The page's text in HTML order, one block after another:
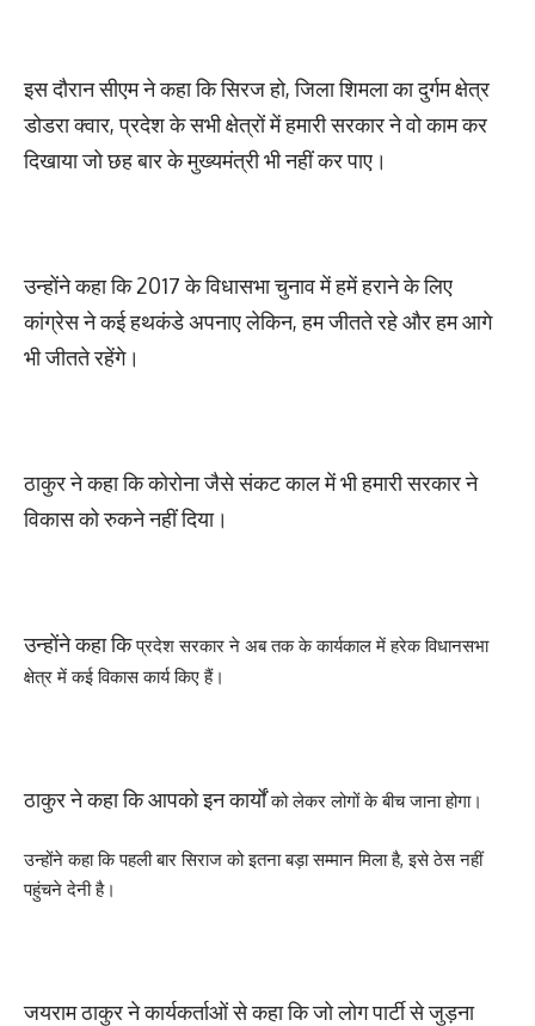
इस दौरान सीएम ने कहा कि सिरज हो, जिला शिमला का दुर्गम क्षेत्र
डोडरा क्वार, प्रदेश के सभी क्षेत्रों में हमारी सरकार ने वो काम कर
दिखाया जो छह बार के मुख्यमंत्री भी नहीं कर पाए।
उन्होंने कहा कि 2017 के विधासभा चुनाव में हमें हराने के लिए
कांग्रेस ने कई हथकंडे अपनाए लेकिन, हम जीतते रहे और हम आगे
भी जीतते रहेंगे।
ठाकुर ने कहा कि कोरोना जैसे संकट काल में भी हमारी सरकार ने
विकास को रुकने नहीं दिया।
उन्होंने कहा किप्रदेश सरकार ने अब तक के कार्यकाल में हरेक विधानसभा
क्षेत्र में कई विकास कार्य किए हैं।
ठाकुर ने कहा किआपको इन कार्योंको लेकर लोगों के बीच जाना होगा।
उन्होंने कहा कि पहली बार सिराज को इतना बड़ा सम्मान मिला है, इसे ठेस नहीं
पहुंचने देनी है।
जयराम ठाकुर ने कार्यकर्ताओं से कहा कि जो लोग पार्टी से जुड़ना